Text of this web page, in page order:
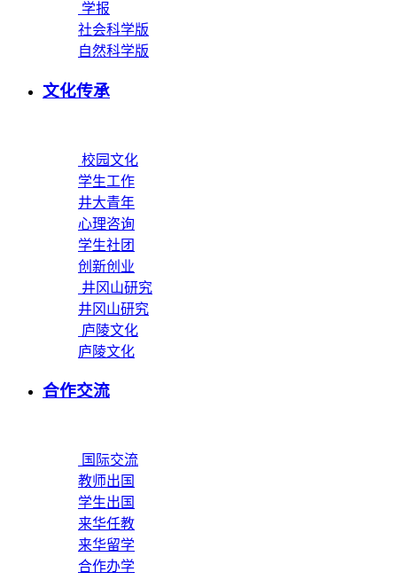
学报
社会科学版
自然科学版
文化传承
校园文化
学生工作
井大青年
心理咨询
学生社团
创新创业
井冈山研究
井冈山研究
庐陵文化
庐陵文化
合作交流
国际交流
教师出国
学生出国
来华任教
来华留学
合作办学